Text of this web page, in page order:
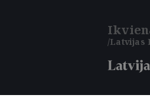
/Latvijas